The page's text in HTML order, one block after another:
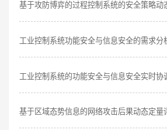
基于攻防博弈的过程控制系统的安全策略动
工业控制系统功能安全与信息安全的需求分
工业控制系统的功能安全与信息安全实时协
基于区域态势信息的网络攻击后果动态定量